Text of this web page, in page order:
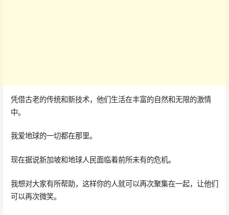
凭借古老的传统和新技术，他们生活在丰富的自然和无限的激情
中。
我爱地球的一切都在那里。
现在据说新加坡和地球人民面临着前所未有的危机。
我想对大家有所帮助，这样你的人就可以再次聚集在一起，让他们
可以再次微笑。